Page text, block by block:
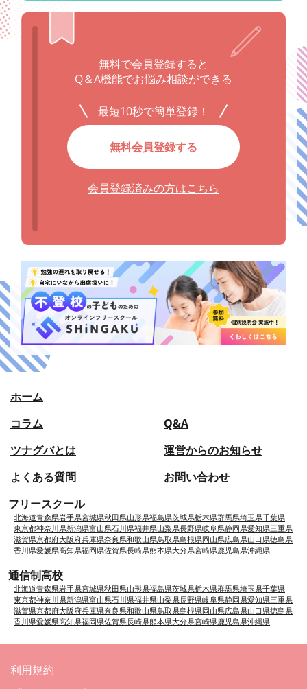
無料で会員登録すると
Q＆A機能でお悩み相談ができる
最短10秒で簡単登録！
無料会員登録する
会員登録済みの方はこちら
ホーム
コラム
Q&A
ツナグバとは
よくある質問
運営からのお知らせ
お問い合わせ
フリースクール
北海道青森県岩手県宮城県秋田県山形県福島県茨城県栃木県群馬県埼玉県千葉県
東京都神奈川県新潟県富山県石川県福井県山梨県長野県岐阜県静岡県愛知県三重県
滋賀県京都府大阪府兵庫県奈良県和歌山県鳥取県島根県岡山県広島県山口県徳島県
香川県愛媛県高知県福岡県佐賀県長崎県熊本県大分県宮崎県鹿児島県沖縄県
通信制高校
北海道青森県岩手県宮城県秋田県山形県福島県茨城県栃木県群馬県埼玉県千葉県
東京都神奈川県新潟県富山県石川県福井県山梨県長野県岐阜県静岡県愛知県三重県
滋賀県京都府大阪府兵庫県奈良県和歌山県鳥取県島根県岡山県広島県山口県徳島県
香川県愛媛県高知県福岡県佐賀県長崎県熊本県大分県宮崎県鹿児島県沖縄県
利用規約